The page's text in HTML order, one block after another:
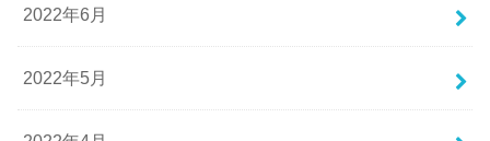
2022年6月
2022年5月